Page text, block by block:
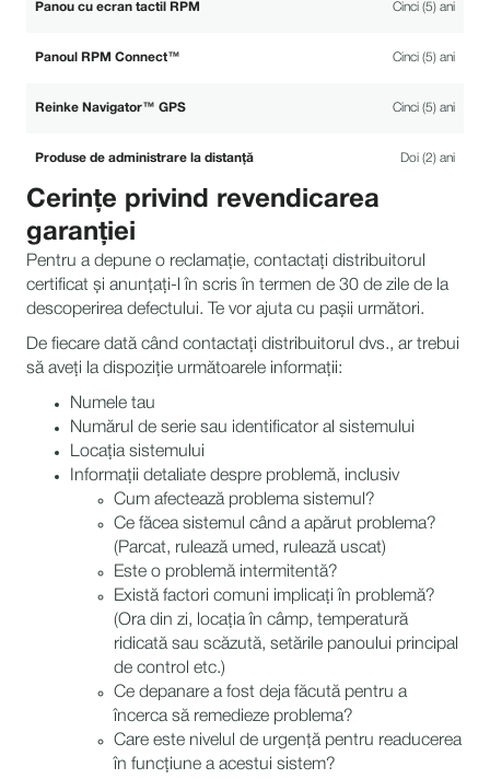
Panou cu ecran tactil RPM Cinci (5) ani
Panoul RPM Connect™ Cinci (5) ani
Reinke Navigator™ GPS Cinci (5) ani
Produse de administrare la distanță Doi (2) ani
Cerințe privind revendicarea
garanției
Pentru a depune o reclamație, contactați distribuitorul
certificat și anunțați-l în scris în termen de 30 de zile de la
descoperirea defectului. Te vor ajuta cu pașii următori.
De fiecare dată când contactați distribuitorul dvs., ar trebui
să aveți la dispoziție următoarele informații:
Numele tau
Numărul de serie sau identificator al sistemului
Locația sistemului
Informații detaliate despre problemă, inclusiv
Cum afectează problema sistemul?
Ce făcea sistemul când a apărut problema?
(Parcat, rulează umed, rulează uscat)
Este o problemă intermitentă?
Există factori comuni implicați în problemă?
(Ora din zi, locația în câmp, temperatură
ridicată sau scăzută, setările panoului principal
de control etc.)
Ce depanare a fost deja făcută pentru a
încerca să remedieze problema?
Care este nivelul de urgență pentru readucerea
în funcțiune a acestui sistem?